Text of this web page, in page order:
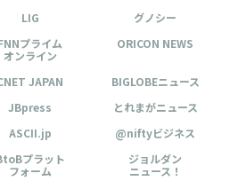
LIG
グノシー
プライム
オンライン
ORICON NEWS
JAPAN
BIGLOBEニュース
JBpress
とれまがニュース
ASCII.jp
@niftyビジネス
プラット
フォーム
ジョルダン
ニュース！